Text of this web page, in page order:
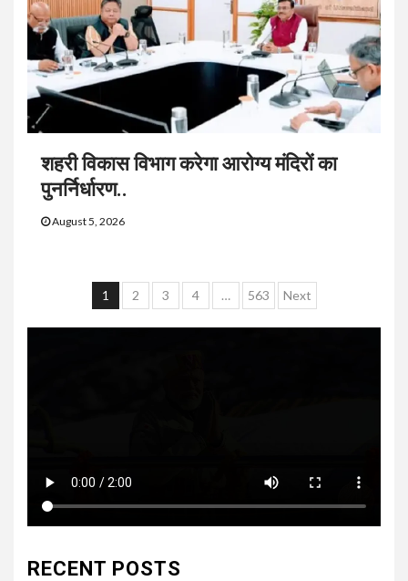
शहरी विकास विभाग करेगा आरोग्य मंदिरों का
पुनर्निर्धारण..
August 5, 2026
Posts
navigation
1 2 3 4 … 563 Next
RECENT POSTS